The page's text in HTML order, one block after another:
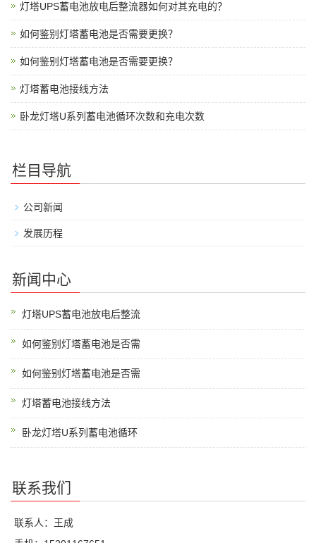
灯塔UPS蓄电池放电后整流器如何对其充电的？
如何鉴别灯塔蓄电池是否需要更换？
如何鉴别灯塔蓄电池是否需要更换？
灯塔蓄电池接线方法
卧龙灯塔U系列蓄电池循环次数和充电次数
栏目导航
公司新闻
发展历程
新闻中心
灯塔UPS蓄电池放电后整流
如何鉴别灯塔蓄电池是否需
如何鉴别灯塔蓄电池是否需
灯塔蓄电池接线方法
卧龙灯塔U系列蓄电池循环
联系我们
联系人：王成